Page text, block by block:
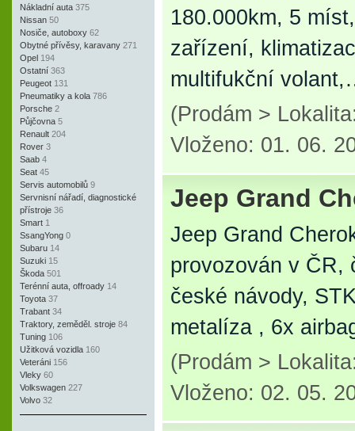
Nákladní auta 375
Nissan 50
Nosiče, autoboxy 62
Obytné přívěsy, karavany 271
Opel 194
Ostatní 363
Peugeot 131
Pneumatiky a kola 786
Porsche 2
Půjčovna 5
Renault 204
Rover 3
Saab 4
Seat 45
Servis automobilů 9
Servnisní nářadí, diagnostické
přístroje 36
Smart 1
SsangYong 0
Subaru 14
Suzuki 15
Škoda 501
Terénní auta, offroady 14
Toyota 37
Trabant 34
Traktory, zeměděl. stroje 84
Tuning 106
Užitková vozidla 160
Veteráni 156
Vleky 60
Volkswagen 227
Volvo 32
180.000km, 5
zařízení,
multifukční
(Prodám >
Vloženo: 01. 06.
Jeep Grand
Jeep Grand
provozován v ČR,
české návody,
metalíza , 6x
(Prodám >
Vloženo: 02. 05.